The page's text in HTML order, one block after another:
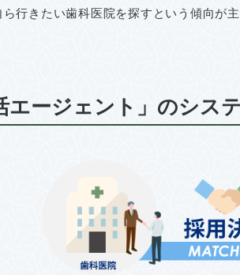
行きたい歯科医院を探すという傾向が主
エージェント」のシス